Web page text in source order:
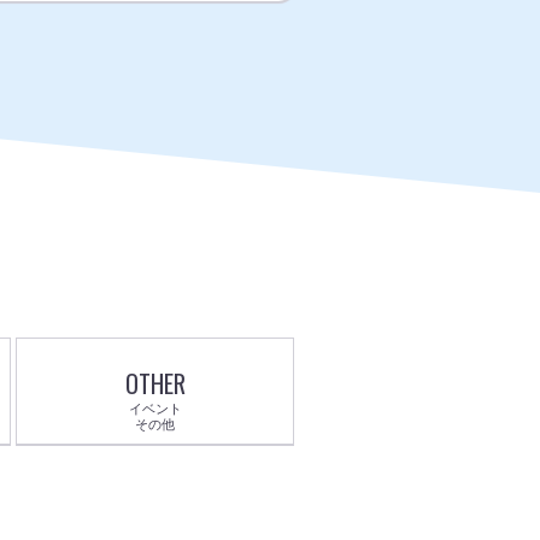
OTHER
イベント
その他